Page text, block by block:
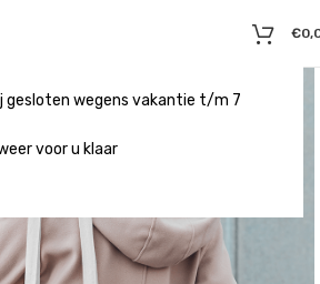
gesloten wegens vakantie t/m 7
voor u klaar
€